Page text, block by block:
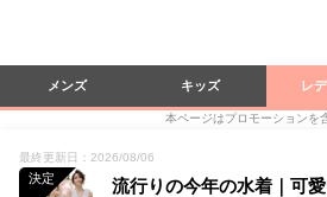
メンズ キッズ レ
本ページはプロモーションを
最終更新日：2026/08/06
決定
流行りの今年の水着｜可